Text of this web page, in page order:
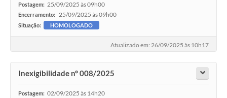
Postagem: 25/09/2025 às 09h00
Encerramento: 25/09/2025 às 09h00
Situação: HOMOLOGADO
Atualizado em: 26/09/2025 às 10h17
Inexigibilidade n° 008/2025
Postagem: 02/09/2025 às 14h20